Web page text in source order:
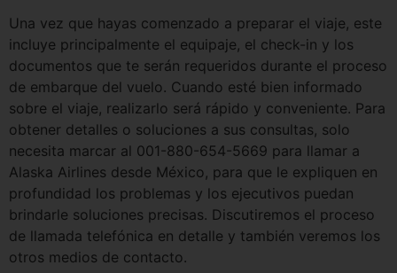
Una vez que hayas comenzado a preparar el viaje, este
incluye principalmente el equipaje, el check-in y los
documentos que te serán requeridos durante el proceso
de embarque del vuelo. Cuando esté bien informado
sobre el viaje, realizarlo será rápido y conveniente. Para
obtener detalles o soluciones a sus consultas, solo
necesita marcar al 001-880-654-5669 para llamar a
Alaska Airlines desde México, para que le expliquen en
profundidad los problemas y los ejecutivos puedan
brindarle soluciones precisas. Discutiremos el proceso
de llamada telefónica en detalle y también veremos los
otros medios de contacto.